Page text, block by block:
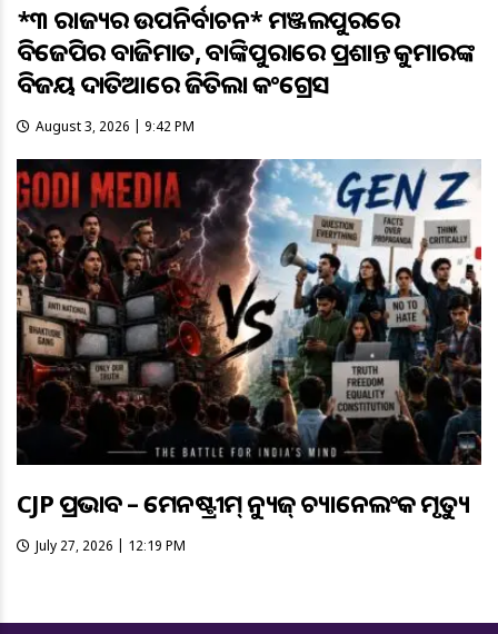
*୩ ରାଜ୍ୟର ଉପନିର୍ବାଚନ* ମଞ୍ଜଲପୁରରେ
ବିଜେପିର ବାଜିମାତ, ବାଙ୍କିପୁରାରେ ପ୍ରଶାନ୍ତ କୁମାରଙ୍କ
ବିଜୟ ଦାତିଆରେ ଜିତିଲା କଂଗ୍ରେସ
August 3, 2026 | 9:42 PM
CJP ପ୍ରଭାବ – ମେନଷ୍ଟ୍ରୀମ୍ ନ୍ୟୁଜ୍ ଚ୍ୟାନେଲଂକ ମୃତ୍ୟୁ
July 27, 2026 | 12:19 PM